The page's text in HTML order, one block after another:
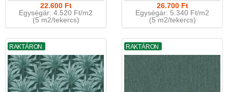
22.600 Ft
Egységár: 4.520 Ft/m2
(5 m2/tekercs)
26.700 Ft
Egységár: 5.340 Ft/m2
(5 m2/tekercs)
RAKTÁRON RAKTÁRON